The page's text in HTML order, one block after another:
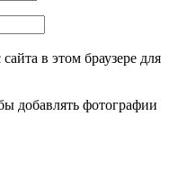
в этом браузере для
добавлять фотографии